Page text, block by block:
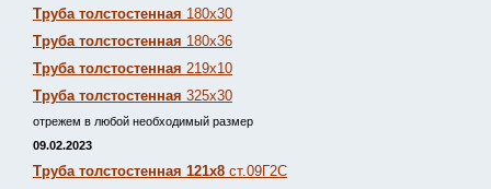
Труба толстостенная 180х30
Труба толстостенная 180х36
Труба толстостенная 219х10
Труба толстостенная 325х30
отрежем в любой необходимый размер
09.02.2023
Труба толстостенная 121х8 ст.09Г2С